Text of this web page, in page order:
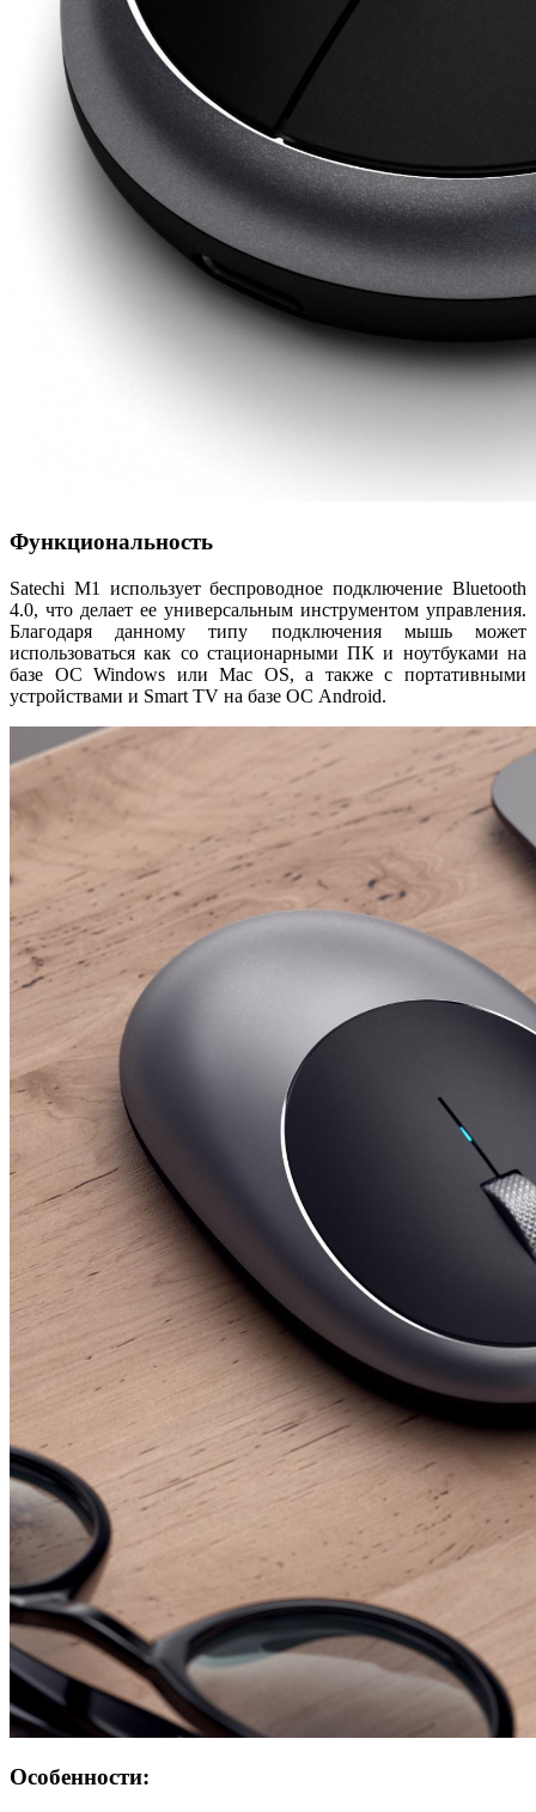
Функциональность
Satechi M1 использует беспроводное подключение Bluetooth
4.0, что делает ее универсальным инструментом управления.
Благодаря данному типу подключения мышь может
использоваться как со стационарными ПК и ноутбуками на
базе ОС Windows или Mac OS, а также с портативными
устройствами и Smart TV на базе ОС Android.
Особенности: